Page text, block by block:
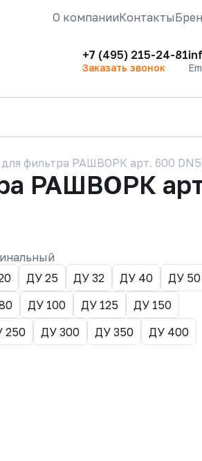
О компанииКонтакты
+7 (495) 215-24-81
Заказать звонок
фильтра РАШВОРК арт. 600
РАШВОРК
ДУ 25 ДУ 32 ДУ 40
ДУ 50
ДУ 100 ДУ 125
ДУ 150
250 ДУ 300 ДУ 350
ДУ 400